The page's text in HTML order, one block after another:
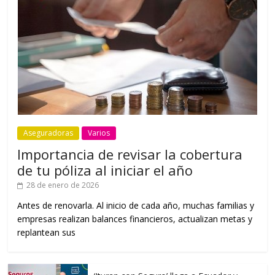
Aseguradoras Varios
Importancia de revisar la cobertura
de tu póliza al iniciar el año
28 de enero de 2026
Antes de renovarla. Al inicio de cada año, muchas familias y
empresas realizan balances financieros, actualizan metas y
replantean sus